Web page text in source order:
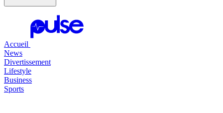
Accueil
News
Divertissement
Lifestyle
Business
Sports